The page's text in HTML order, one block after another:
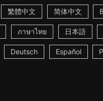
繁體中文 简体中文
ภาษาไทย 日本語
Deutsch Español